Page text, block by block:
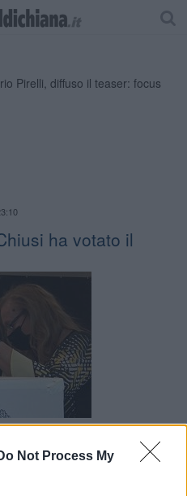
Not Process My
ha votato il
alle 15